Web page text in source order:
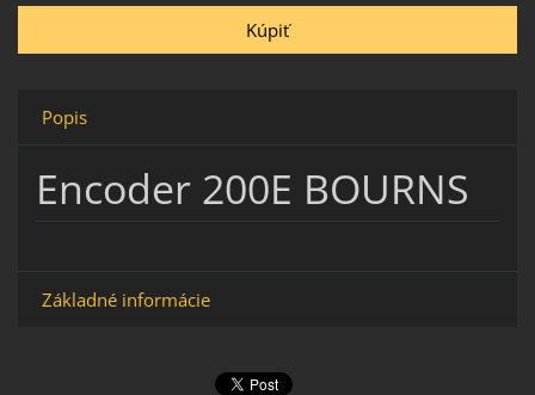
Popis
Encoder 200E BOURNS
Základné informácie